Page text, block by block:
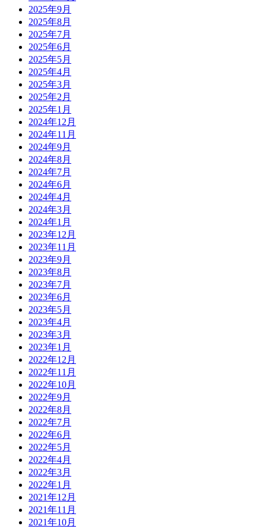
2025年9月
2025年8月
2025年7月
2025年6月
2025年5月
2025年4月
2025年3月
2025年2月
2025年1月
2024年12月
2024年11月
2024年9月
2024年8月
2024年7月
2024年6月
2024年4月
2024年3月
2024年1月
2023年12月
2023年11月
2023年9月
2023年8月
2023年7月
2023年6月
2023年5月
2023年4月
2023年3月
2023年1月
2022年12月
2022年11月
2022年10月
2022年9月
2022年8月
2022年7月
2022年6月
2022年5月
2022年4月
2022年3月
2022年1月
2021年12月
2021年11月
2021年10月